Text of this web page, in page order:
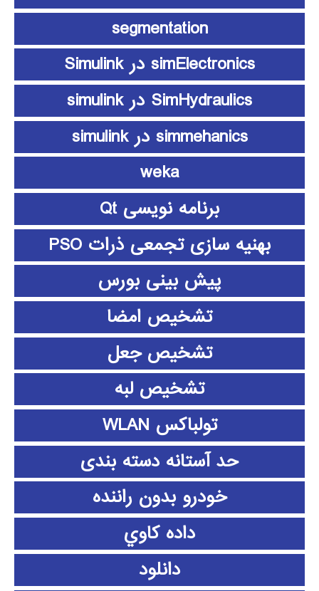
segmentation
simElectronics در Simulink
SimHydraulics در simulink
simmehanics در simulink
weka
برنامه نویسی Qt
بهنیه سازی تجمعی ذرات PSO
پیش بینی بورس
تشخیص امضا
تشخیص جعل
تشخیص لبه
تولباکس WLAN
حد آستانه دسته بندی
خودرو بدون راننده
داده كاوي
دانلود